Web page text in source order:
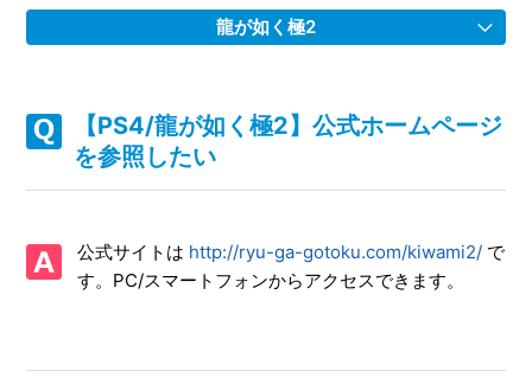
龍が如く極2
【PS4/龍が如く極2】WEBマニュアルを参照したい
【PS4/龍が如く極2】ダウンロード版 ソフト本体の容量を教
【PS4/龍が如く極2】セーブシステムを教えてほしい
【PS4/龍が如く極2】公式ホームページ
を参照したい
公式サイトは http://ryu-ga-gotoku.com/kiwami2/ で
す。PC/スマートフォンからアクセスできます。